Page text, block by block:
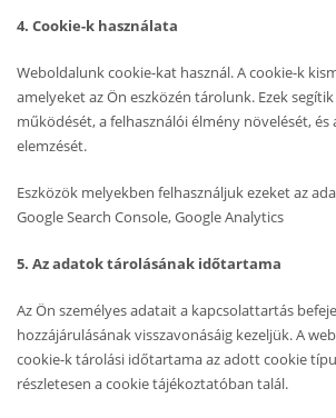
4. Cookie-k használata
Weboldalunk cookie-kat használ. A cookie-k
amelyeket az Ön eszközén tárolunk. Ezek
működését, a felhasználói élmény növelését,
elemzését.
Eszközök melyekben felhasználjuk ezeket az
Google Search Console, Google Analytics
5. Az adatok tárolásának időtartama
Az Ön személyes adatait a kapcsolattartás
hozzájárulásának visszavonásáig kezeljük. A
cookie-k tárolási időtartama az adott cookie
részletesen a cookie tájékoztatóban talál.